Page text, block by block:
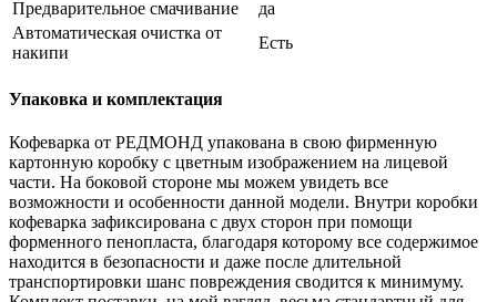
Предварительное смачивание
да
Автоматическая очистка от
накипи
Есть
Упаковка и комплектация
Кофеварка от РЕДМОНД упакована в свою фирменную
картонную коробку с цветным изображением на лицевой
части. На боковой стороне мы можем увидеть все
возможности и особенности данной модели. Внутри коробки
кофеварка зафиксирована с двух сторон при помощи
форменного пенопласта, благодаря которому все содержимое
находится в безопасности и даже после длительной
транспортировки шанс повреждения сводится к минимуму.